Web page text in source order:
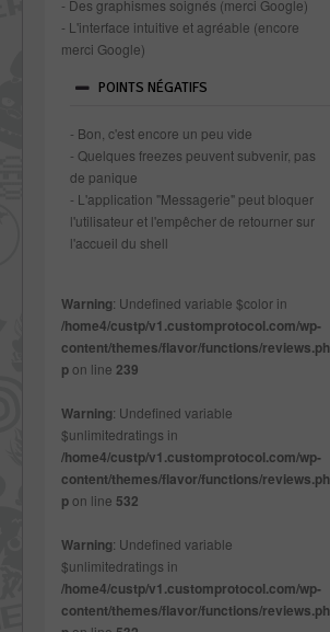
- Des graphismes soignés (merci Google)
- L'interface intuitive et agréable (encore
merci Google)
POINTS NÉGATIFS
- Bon, c'est encore un peu vide
- Quelques freezes peuvent subvenir, pas
de panique
- L'application "Messagerie" peut bloquer
l'utilisateur et l'empêcher de retourner sur
l'accueil du shell
Warning: Undefined variable $color in
/home4/custp/v1.customprotocol.com/wp-
content/themes/flavor/functions/reviews.ph
pon line 239
Warning: Undefined variable
$unlimitedratings in
/home4/custp/v1.customprotocol.com/wp-
content/themes/flavor/functions/reviews.ph
pon line 532
Warning: Undefined variable
$unlimitedratings in
/home4/custp/v1.customprotocol.com/wp-
content/themes/flavor/functions/reviews.ph